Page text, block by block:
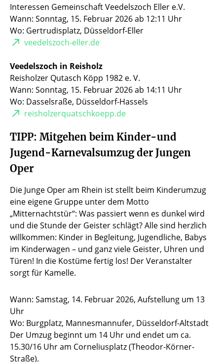
Interessen Gemeinschaft Veedelszoch Eller e.V.
Wann: Sonntag, 15. Februar 2026 ab 12:11 Uhr
Wo: Gertrudisplatz, Düsseldorf-Eller
veedelszoch-eller.de
Veedelszoch in Reisholz
Reisholzer Qutasch Köpp 1982 e. V.
Wann: Sonntag, 15. Februar 2026 ab 14:11 Uhr
Wo: Dasselsraße, Düsseldorf-Hassels
reisholzerquatschkoepp.de
TIPP: Mitgehen beim Kinder-und
Jugend-Karnevalsumzug der Jungen
Oper
Die Junge Oper am Rhein ist stellt beim Kinderumzug
eine eigene Gruppe unter dem Motto
„Mitternachtstür“: Was passiert wenn es dunkel wird
und die Stunde der Geister schlägt? Alle sind herzlich
willkommen: Kinder in Begleitung, Jugendliche, Babys
im Kinderwagen – und ganz viele Geister, Uhren und
Türen! In die Kostüme fertig los! Der Veranstalter
sorgt für Kamelle.
Wann: Samstag, 14. Februar 2026, Aufstellung um 13
Uhr
Wo: Burgplatz, Mannesmannufer, Düsseldorf-Altstadt
Der Umzug beginnt um 14 Uhr und endet um ca.
15.30/16 Uhr am Corneliusplatz (Theodor-Körner-
Straße).